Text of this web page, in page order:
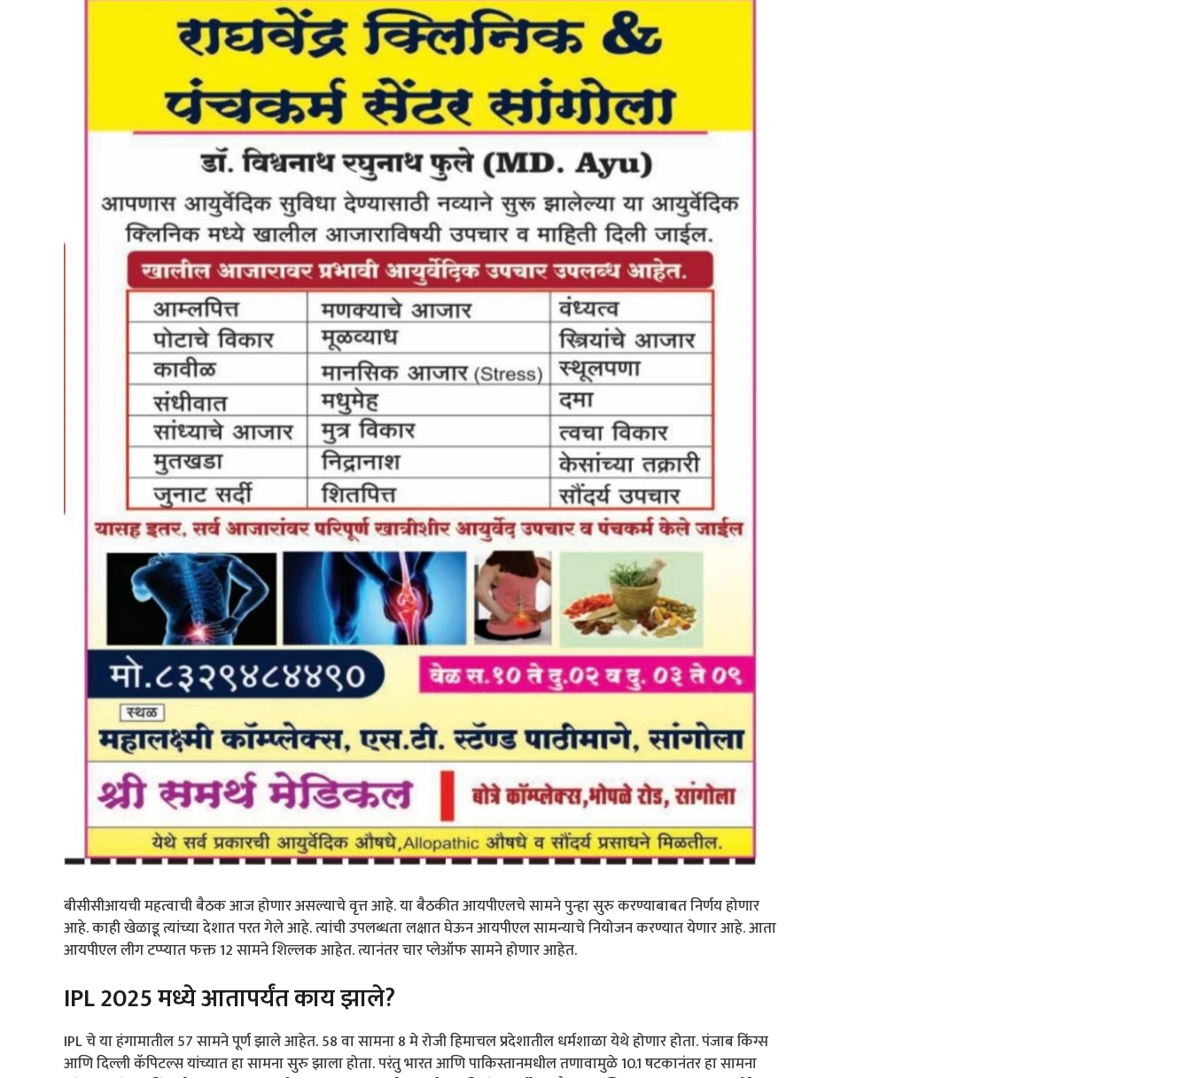
बीसीसीआयची महत्वाची बैठक आज होणार असल्याचे वृत्त आहे. या बैठकीत आयपीएलचे सामने पुन्हा सुरु करण्याबाबत निर्णय होणार
आहे. काही खेळाडू त्यांच्या देशात परत गेले आहे. त्यांची उपलब्धता लक्षात घेऊन आयपीएल सामन्याचे नियोजन करण्यात येणार आहे. आता
आयपीएल लीग टप्प्यात फक्त 12 सामने शिल्लक आहेत. त्यानंतर चार प्लेऑफ सामने होणार आहेत.
IPL 2025 मध्ये आतापर्यंत काय झाले?
IPL चे या हंगामातील 57 सामने पूर्ण झाले आहेत. 58 वा सामना 8 मे रोजी हिमाचल प्रदेशातील धर्मशाळा येथे होणार होता. पंजाब किंग्स
आणि दिल्ली कॅपिटल्स यांच्यात हा सामना सुरु झाला होता. परंतु भारत आणि पाकिस्तानमधील तणावामुळे 10.1 षटकानंतर हा सामना